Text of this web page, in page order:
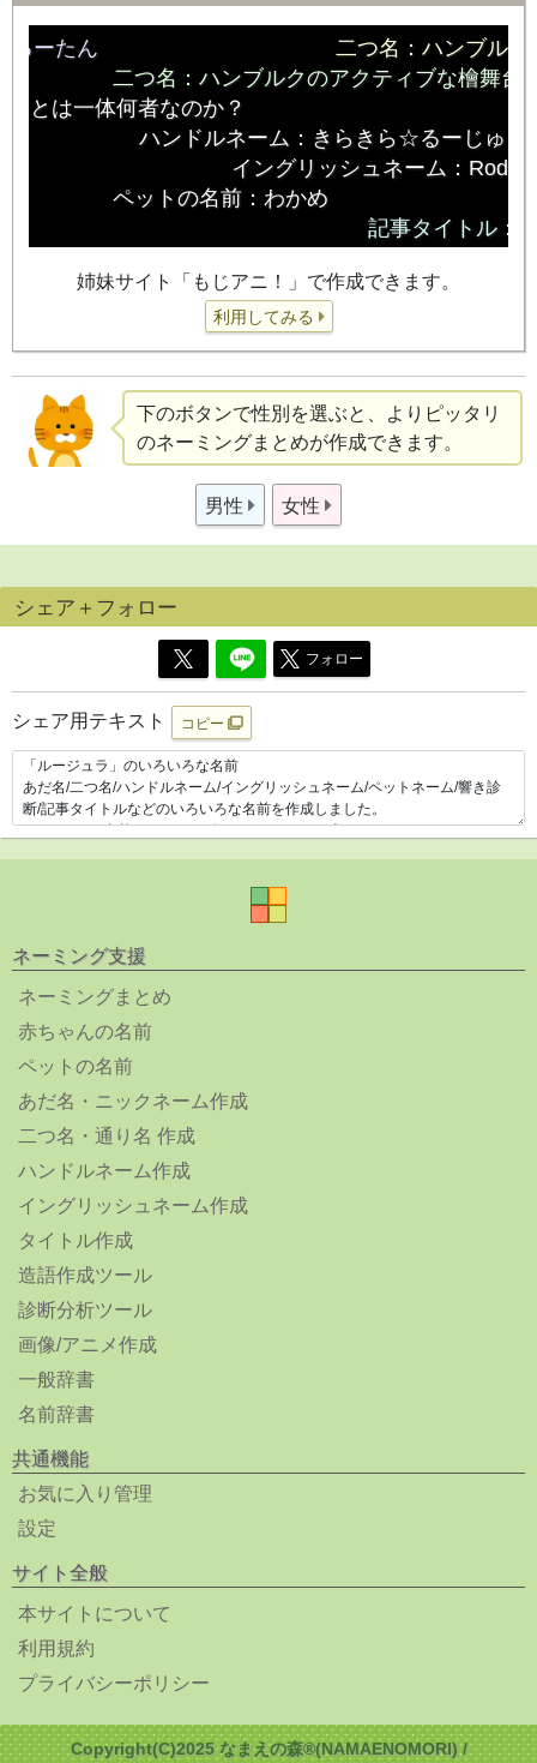
姉妹サイト「もじアニ！」で作成できます。
利用してみる
下のボタンで性別を選ぶと、よりピッタリ
のネーミングまとめが作成できます。
男性 女性
シェア＋フォロー
フォロー
シェア用テキスト コピー
ネーミング支援
ネーミングまとめ
赤ちゃんの名前
ペットの名前
あだ名・ニックネーム作成
二つ名・通り名 作成
ハンドルネーム作成
イングリッシュネーム作成
タイトル作成
造語作成ツール
診断分析ツール
画像/アニメ作成
一般辞書
名前辞書
共通機能
お気に入り管理
設定
サイト全般
本サイトについて
利用規約
プライバシーポリシー
Copyright(C)2025 なまえの森®(NAMAENOMORI) /